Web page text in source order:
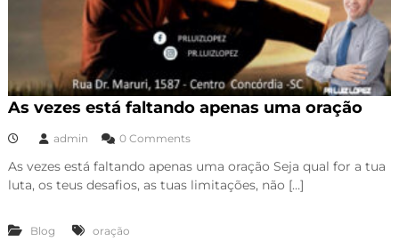
As vezes está faltando apenas uma oração
admin 0 Comments
As vezes está faltando apenas uma oração Seja qual for a tua
luta, os teus desafios, as tuas limitações, não […]
Blog oração